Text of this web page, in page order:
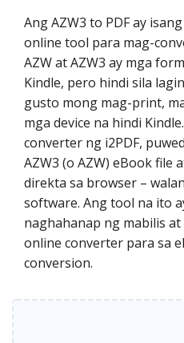
Ang AZW3 to PDF ay
online tool para mag-
AZW at AZW3 ay mga
Kindle, pero hindi sila
gusto mong mag-print,
mga device na hindi
converter ng i2PDF,
AZW3 (o AZW) eBook file
direkta sa browser –
software. Ang tool na ito
naghahanap ng mabilis at
online converter para sa
conversion.